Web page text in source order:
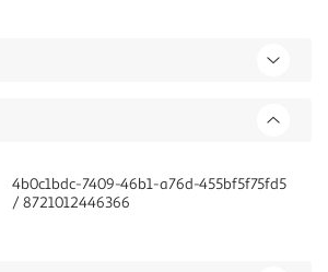
4b0c1bdc-7409-46b1-a76d-455bf5f75fd5
/ 8721012446366